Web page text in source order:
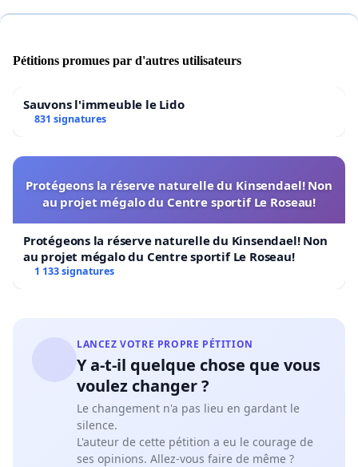
Pétitions promues par d'autres utilisateurs
Sauvons l'immeuble le Lido
831 signatures
Protégeons la réserve naturelle du Kinsendael! Non
au projet mégalo du Centre sportif Le Roseau!
Protégeons la réserve naturelle du Kinsendael! Non
au projet mégalo du Centre sportif Le Roseau!
1 133 signatures
LANCEZ VOTRE PROPRE PÉTITION
Y a-t-il quelque chose que vous
voulez changer ?
Le changement n'a pas lieu en gardant le
silence.
L'auteur de cette pétition a eu le courage de
ses opinions. Allez-vous faire de même ?